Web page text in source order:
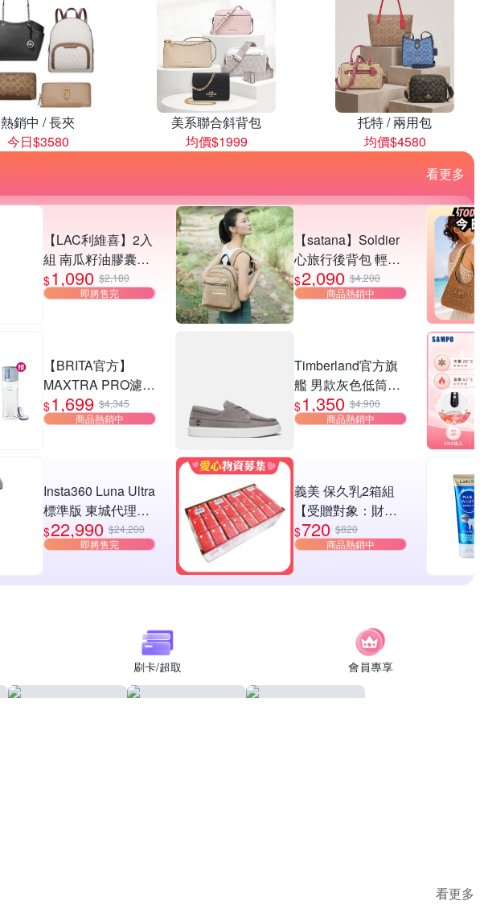
熱銷中 / 長夾
今日$3580
美系聯合斜背包
均價$1999
托特 / 兩用包
均價$4580
看更多
【LAC利維喜】2入
組 南瓜籽油膠囊食
品100顆(1000mg/
南瓜子/男性保健)
$1,090 $2,180
即將售完
【BRITA官方】
MAXTRA PRO濾芯
去水垢專家9入 贈
隨身濾水瓶
$1,699 $4,345
商品熱銷中
Insta360 Luna Ultra
標準版 東城代理商
公司貨
$22,990 $24,200
即將售完
【satana】Soldier
心旅行後背包 輕量
防潑水 11吋平板 減
壓止滑背帶 台灣製
$2,090 $4,200
商品熱銷中
Timberland官方旗
艦 男款灰色低筒皮
革休閒
鞋|A6C92EL8
$1,350 $4,900
商品熱銷中
義美 保久乳2箱組
【受贈對象：財團
法人雙福基金會】
(您不會收到商品)
$720 $820
商品熱銷中
刷卡/超取 會員專享
看更多